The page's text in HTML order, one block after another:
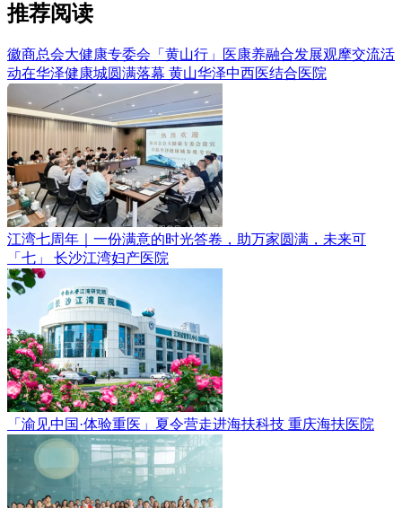
推荐阅读
徽商总会大健康专委会「黄山行」医康养融合发展观摩交流活
动在华泽健康城圆满落幕 黄山华泽中西医结合医院
江湾七周年｜一份满意的时光答卷，助万家圆满，未来可
「七」 长沙江湾妇产医院
「渝见中国·体验重医」夏令营走进海扶科技 重庆海扶医院